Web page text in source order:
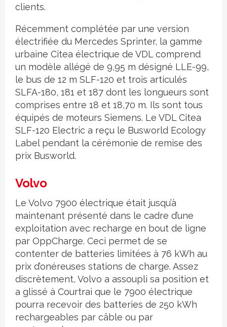
clients.
Récemment complétée par une version
électrifiée du Mercedes Sprinter, la gamme
urbaine Citea électrique de VDL comprend
un modèle allégé de 9,95 m désigné LLE-99,
le bus de 12 m SLF-120 et trois articulés
SLFA-180, 181 et 187 dont les longueurs sont
comprises entre 18 et 18,70 m. Ils sont tous
équipés de moteurs Siemens. Le VDL Citea
SLF-120 Electric a reçu le Busworld Ecology
Label pendant la cérémonie de remise des
prix Busworld.
Volvo
Le Volvo 7900 électrique était jusqu’à
maintenant présenté dans le cadre d’une
exploitation avec recharge en bout de ligne
par OppCharge. Ceci permet de se
contenter de batteries limitées à 76 kWh au
prix d’onéreuses stations de charge. Assez
discrètement, Volvo a assoupli sa position et
a glissé à Courtrai que le 7900 électrique
pourra recevoir des batteries de 250 kWh
rechargeables par câble ou par